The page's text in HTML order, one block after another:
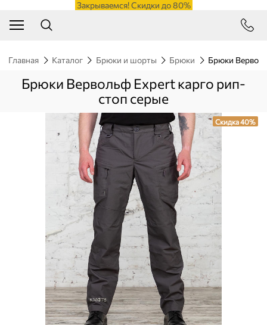
Закрываемся! Скидки до 80%
Главная Каталог Брюки и шорты Брюки Брюки
Брюки Вервольф Expert карго рип-
стоп серые
Скидка 40%